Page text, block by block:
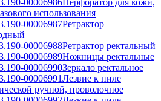
00006986Перфоратор для кожи,
использования
00006987Ретрактор
00006988Ретрактор ректальный
00006989Ножницы ректальные
00006990Зеркало ректальное
00006991Лезвие к пиле
ручной, проволочное